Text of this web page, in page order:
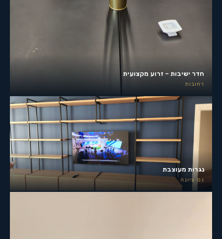
חדר ישיבות – זרוע מקצועית
רחובות
נגרות מעוצבת
נס ציונה